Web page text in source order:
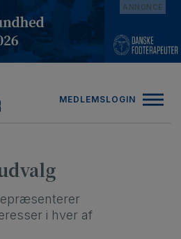
ANNONCE
MEDLEMSLOGIN
i hver af